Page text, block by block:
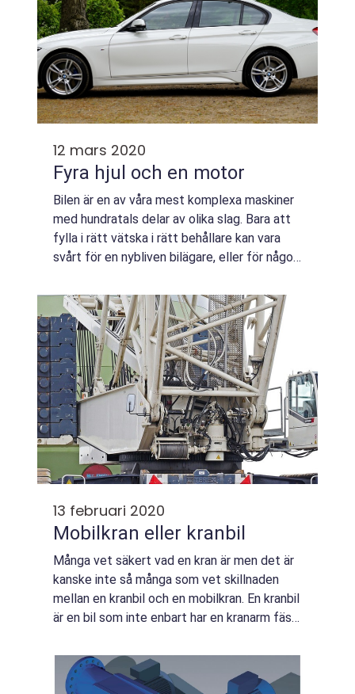
12 mars 2020
Fyra hjul och en motor
Bilen är en av våra mest komplexa maskiner
med hundratals delar av olika slag. Bara att
fylla i rätt vätska i rätt behållare kan vara
svårt för en nybliven bilägare, eller för någon
13 februari 2020
Mobilkran eller kranbil
Många vet säkert vad en kran är men det är
kanske inte så många som vet skillnaden
mellan en kranbil och en mobilkran. En kranbil
är en bil som inte enbart har en kranarm fäst